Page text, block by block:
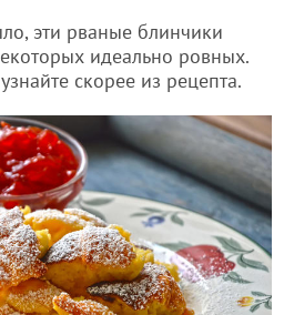
эти рваные блинчики
идеально ровных.
скорее из рецепта.